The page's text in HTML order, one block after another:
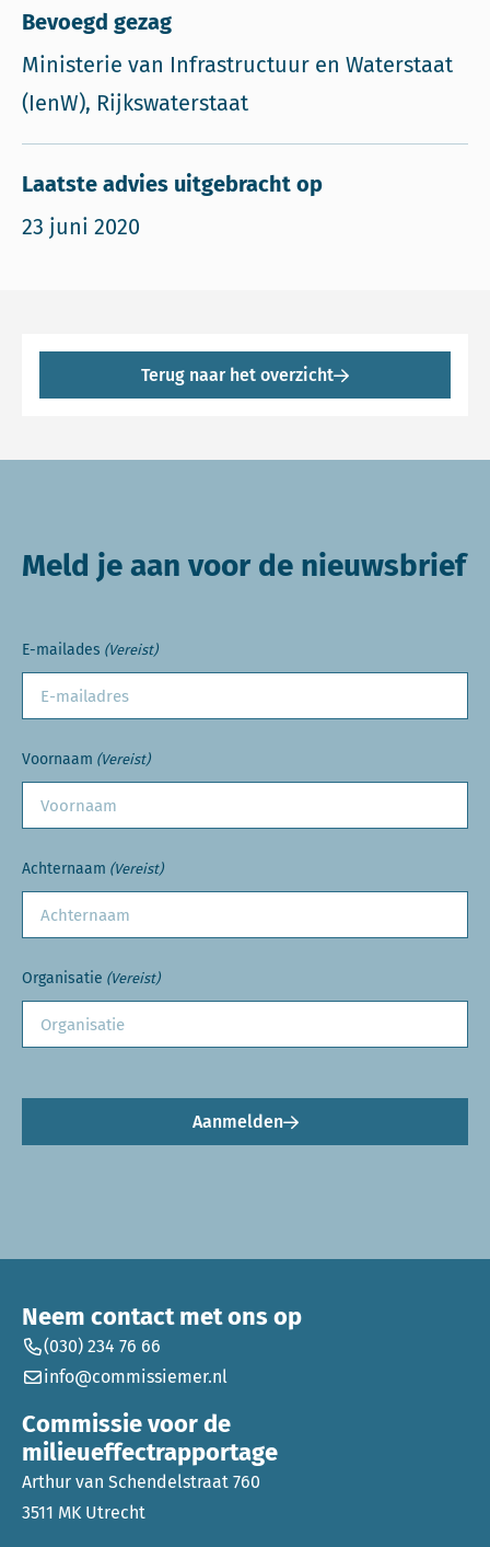
Bevoegd gezag
Ministerie van Infrastructuur en Waterstaat
(IenW), Rijkswaterstaat
Laatste advies uitgebracht op
23 juni 2020
Terug naar het overzicht
Meld je aan voor de nieuwsbrief
E-mailades (Vereist)
Voornaam (Vereist)
Achternaam (Vereist)
Organisatie (Vereist)
Aanmelden
Neem contact met ons op
(030) 234 76 66
info@commissiemer.nl
Commissie voor de
milieueffectrapportage
Arthur van Schendelstraat 760
3511 MK Utrecht